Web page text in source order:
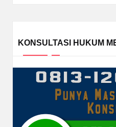
KONSULTASI HUKUM